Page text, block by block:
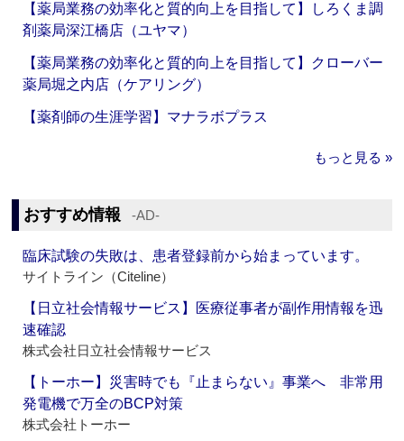
【薬局業務の効率化と質的向上を目指して】しろくま調
剤薬局深江橋店（ユヤマ）
【薬局業務の効率化と質的向上を目指して】クローバー
薬局堀之内店（ケアリング）
【薬剤師の生涯学習】マナラボプラス
もっと見る »
おすすめ情報 ‐AD‐
臨床試験の失敗は、患者登録前から始まっています。
サイトライン（Citeline）
【日立社会情報サービス】医療従事者が副作用情報を迅
速確認
株式会社日立社会情報サービス
【トーホー】災害時でも『止まらない』事業へ 非常用
発電機で万全のBCP対策
株式会社トーホー